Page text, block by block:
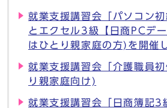
就業支援講習会「パソコン
とエクセル3級【日商PCデ
はひとり親家庭の方)を開催
就業支援講習会「介護職員
り親家庭向け)
就業支援講習会「日商簿記3